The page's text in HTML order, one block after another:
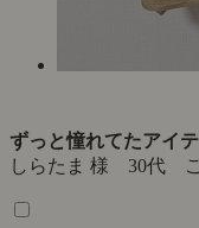
ずっと憧れてたアイ
しらたま 様 30代